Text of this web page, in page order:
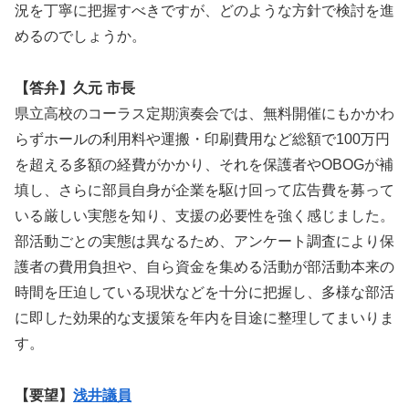
況を丁寧に把握すべきですが、どのような方針で検討を進
めるのでしょうか。
【答弁】久元 市長
県立高校のコーラス定期演奏会では、無料開催にもかかわ
らずホールの利用料や運搬・印刷費用など総額で100万円
を超える多額の経費がかかり、それを保護者やOBOGが補
填し、さらに部員自身が企業を駆け回って広告費を募って
いる厳しい実態を知り、支援の必要性を強く感じました。
部活動ごとの実態は異なるため、アンケート調査により保
護者の費用負担や、自ら資金を集める活動が部活動本来の
時間を圧迫している現状などを十分に把握し、多様な部活
に即した効果的な支援策を年内を目途に整理してまいりま
す。
【要望】 浅井議員